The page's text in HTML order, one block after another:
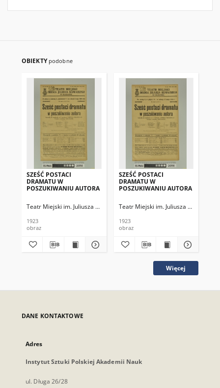
OBIEKTY podobne
SZEŚĆ POSTACI
DRAMATU W
POSZUKIWANIU AUTORA
Teatr Miejski im. Juliusza Słowackiego
1923
obraz
SZEŚĆ POSTACI
DRAMATU W
POSZUKIWANIU AUTORA
Teatr Miejski im. Juliusza
1923
obraz
Więcej
DANE KONTAKTOWE
Adres
Instytut Sztuki Polskiej Akademii Nauk
ul. Długa 26/28